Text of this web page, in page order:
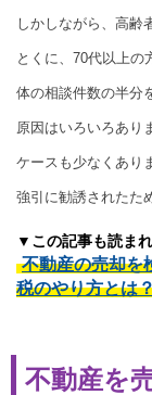
しかしながら、高齢
とくに、70代以上の
体の相談件数の半分
原因はいろいろあり
ケースも少なくあり
強引に勧誘されたた
▼この記事も読ま
不動産の売却を
税のやり方とは
不動産を